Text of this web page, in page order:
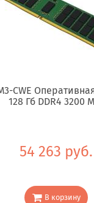
CWE
128 Гб DDR4 3200
54 263 руб.
В корзину